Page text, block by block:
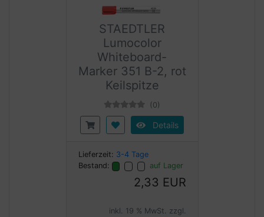
STAEDTLER
Lumocolor
Whiteboard-
Marker 351 B-2, rot
Keilspitze
(0)
Details
Lieferzeit: 3-4 Tage
Bestand:
auf Lager
2,33 EUR
inkl. 19 % MwSt. zzgl.